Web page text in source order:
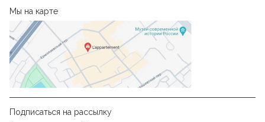
Мы на карте
Подписаться на рассылку